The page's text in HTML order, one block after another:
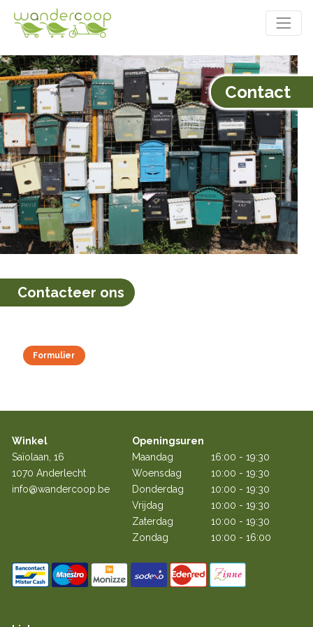
Contact
Contacteer ons
Formulier
Winkel
Openingsuren
Saïolaan, 16
Maandag
16:00 - 19:30
1070 Anderlecht
Woensdag
10:00 - 19:30
info@wandercoop.be
Donderdag
10:00 - 19:30
Vrijdag
10:00 - 19:30
Zaterdag
10:00 - 19:30
Zondag
10:00 - 16:00